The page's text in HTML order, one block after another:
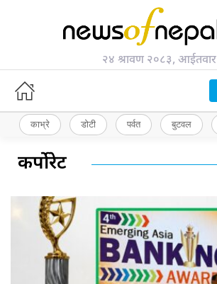
२४ श्रावण २०८३, आईतवार
काभ्रे डोटी पर्वत बुटवल
कर्पोरेट